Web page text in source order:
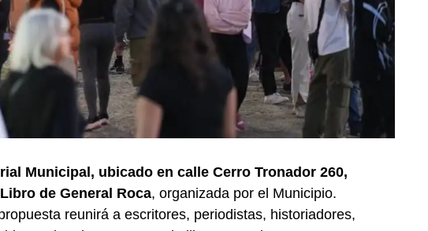
Municipal, ubicado en calle Cerro Tronador 260,
de General Roca, organizada por el Municipio.
reunirá a escritores, periodistas, historiadores,